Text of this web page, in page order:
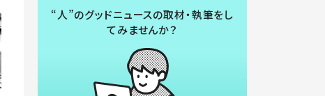
“人”のグッドニュースの取材・執筆をし
てみませんか？